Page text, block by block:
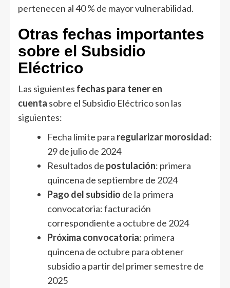
pertenecen al 40 % de mayor vulnerabilidad.
Otras fechas importantes
sobre el Subsidio
Eléctrico
Las siguientes fechas para tener en
cuenta sobre el Subsidio Eléctrico son las
siguientes:
Fecha límite para regularizar morosidad:
29 de julio de 2024
Resultados de postulación: primera
quincena de septiembre de 2024
Pago del subsidio de la primera
convocatoria: facturación
correspondiente a octubre de 2024
Próxima convocatoria: primera
quincena de octubre para obtener
subsidio a partir del primer semestre de
2025